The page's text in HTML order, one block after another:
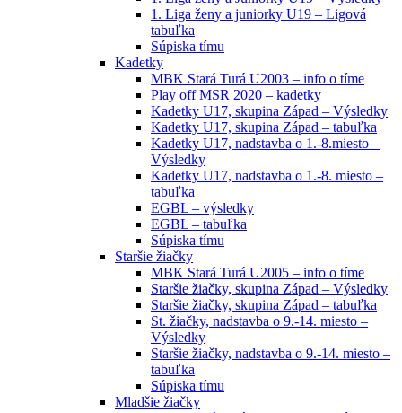
1. Liga ženy a juniorky U19 – Ligová
tabuľka
Súpiska tímu
Kadetky
MBK Stará Turá U2003 – info o tíme
Play off MSR 2020 – kadetky
Kadetky U17, skupina Západ – Výsledky
Kadetky U17, skupina Západ – tabuľka
Kadetky U17, nadstavba o 1.-8.miesto –
Výsledky
Kadetky U17, nadstavba o 1.-8. miesto –
tabuľka
EGBL – výsledky
EGBL – tabuľka
Súpiska tímu
Staršie žiačky
MBK Stará Turá U2005 – info o tíme
Staršie žiačky, skupina Západ – Výsledky
Staršie žiačky, skupina Západ – tabuľka
St. žiačky, nadstavba o 9.-14. miesto –
Výsledky
Staršie žiačky, nadstavba o 9.-14. miesto –
tabuľka
Súpiska tímu
Mladšie žiačky